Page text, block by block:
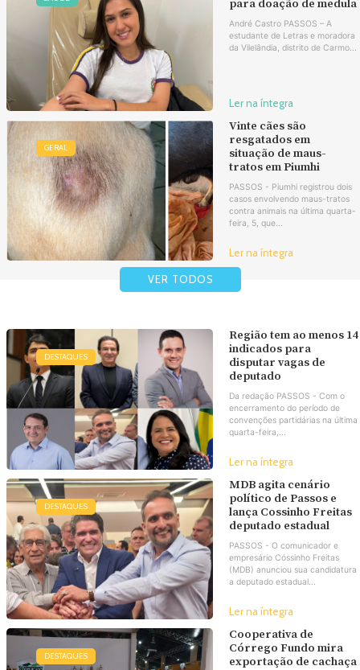
para doação de medula
André Castro PASSOS – A
estudante de Letras e moradora
da Vilelândia, distrito de Carmo...
Ler na íntegra
GERAL
Vinte cães são
resgatados em
situação de maus-
tratos em Piumhi
PASSOS - Piumhi registrou dois
casos envolvendo maus-tratos
contra animais na última quarta-
feira, 5, que...
Ler na íntegra
VER TODOS
DESTAQUES
Região tem ao menos 14
indicados para
disputar vagas de
deputado
Da redação PASSOS - Com o
encerramento do período de
convenções partidárias na última
quarta-feira,...
Ler na íntegra
DESTAQUES
MDB agita cenário
político de Passos e
lança Cossinho Freitas
deputado estadual
PASSOS - O comunicador e
empresário Cóssinho Freitas
(MDB) anunciou sua candidatura
a deputado estadual...
Ler na íntegra
DESTAQUES
Cooperativa de
Córrego Fundo mira
exportação de cachaça